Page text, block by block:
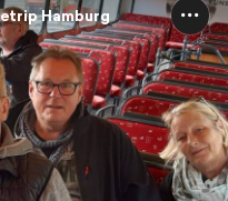
Hamburg